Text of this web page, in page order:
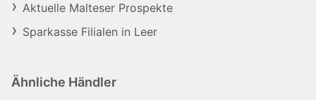
Aktuelle Malteser Prospekte
Sparkasse Filialen in Leer
Ähnliche Händler